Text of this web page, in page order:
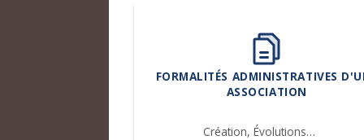
FORMALITÉS ADMINISTRATIVES
ASSOCIATION
Création,Évolutions…